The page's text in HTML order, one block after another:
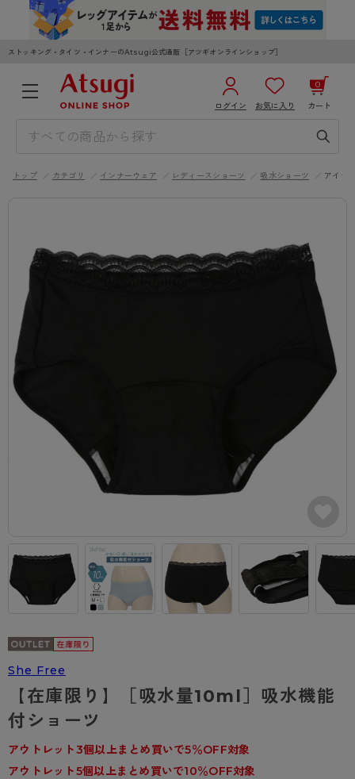
ストッキング・タイツ・インナーのAtsugi公式通販［アツギオンラインショップ］
ログイン お気に入り カート
0
3,980円以上のご購入で送料無料
ストッキング
- 無地ストッキング
- 柄ストッキング
- 着圧ストッキング
- パンティ部レスストッキング
タイツ
- 無地タイツ
- 柄タイツ
- ひざ下丈タイツ
- 着圧タイツ
ソックス・靴下
インナーウェア
ブラジャー
- ノンワイヤーブラ
- ブラトップ
ショーツ
- レギュラーショーツ
- サニタリーショーツ
- ガードル・補正ショーツ
肌着・インナー
- 長袖（七分袖以上）
- タンクトップ
ライフスタイルウェア
ルームウェア・パジャマ
アクティブ・スポーツ
- スポーツブラ
- スポーツトップス
- スポーツボトムス
雑貨・小物
ソックス・靴下
クルー・レギュラー丈ソックス
スニーカー丈・くるぶし丈ソックス
インナーウエア
メンズパンツ
Tバック・ビキニ
肌着・インナー
ライフスタイルウェア
ルームウェア・パジャマ
タイツ
ソックス・靴下
クルー・レギュラー丈ソックス
ハイソックス
スクールソックス
インナーウエア
ブラジャー
ノンワイヤーブラ
スポーツブラ
ショーツ
レギュラーショーツ
サニタリーショーツ
ボクサー
ブランドから探す
アスティーグ
スゴスト
フェイクタイツ
hotto comfort
Atsugi COLORS
BT
スクールタイム
みんなの、みんなの。
商品選びのお手伝い
私に似合う、ストッキング選び
タイツの選び方
ご利用ガイド
はじめての方へ
よくある質問（FAQ）
サイズ表
お支払い方法について
配送方法について
返品・交換について
お問い合わせについて
トップ カテゴリ インナーウェア レディースショーツ 吸水ショーツ アイテ
She Free
【在庫限り】［吸水量10ml］吸水機能
付ショーツ
アウトレット3個以上まとめ買いで5％OFF対象
アウトレット5個以上まとめ買いで10％OFF対象